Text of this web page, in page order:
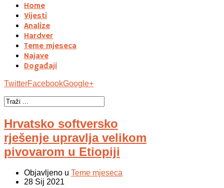
Home
Vijesti
Analize
Hardver
Teme mjeseca
Najave
Događaji
TwitterFacebookGoogle+
Hrvatsko softversko
rješenje upravlja velikom
pivovarom u Etiopiji
Objavljeno u Teme mjeseca
28 Sij 2021